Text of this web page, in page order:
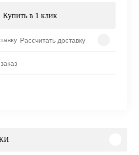
Купить в 1 клик
Рассчитать доставку